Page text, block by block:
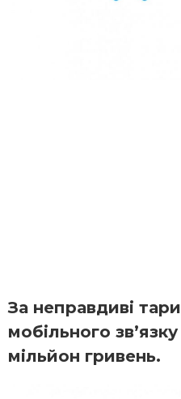
За неправдиві
мобільного
мільйон гривень.